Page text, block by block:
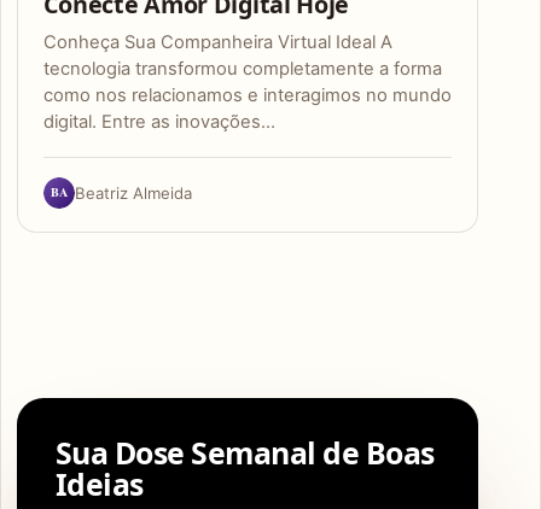
Conheça Sua Companheira Virtual Ideal A
tecnologia transformou completamente a forma
como nos relacionamos e interagimos no mundo
digital. Entre as inovações…
BA Beatriz Almeida
Sua Dose Semanal de Boas
Ideias